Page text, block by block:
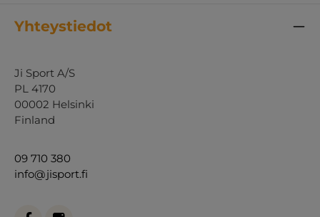
Yhteystiedot
Ji Sport A/S
PL 4170
00002 Helsinki
Finland
09 710 380
info@jisport.fi